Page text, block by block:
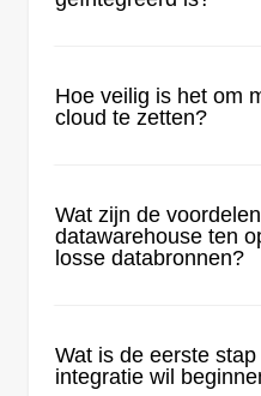
Hoe veilig is het om
cloud te zetten?
Wat zijn de
datawarehouse ten
losse databronnen?
Wat is de eerste
integratie wil